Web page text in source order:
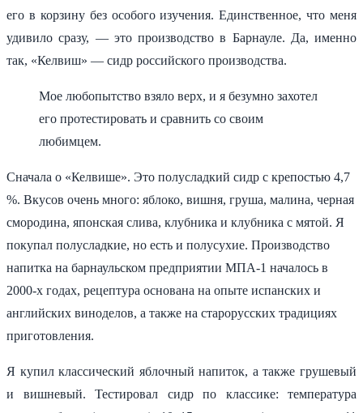
его в корзину без особого изучения. Единственное, что меня
удивило сразу, — это производство в Барнауле. Да, именно
так, «Келвиш» — сидр российского производства.
Мое любопытство взяло верх, и я безумно захотел
его протестировать и сравнить со своим
любимцем.
Сначала о «Келвише». Это полусладкий сидр с крепостью 4,7
%. Вкусов очень много: яблоко, вишня, груша, малина, черная
смородина, японская слива, клубника и клубника с мятой. Я
покупал полусладкие, но есть и полусухие. Производство
напитка на барнаульском предприятии МПА-1 началось в
2000-х годах, рецептура основана на опыте испанских и
английских виноделов, а также на старорусских традициях
приготовления.
Я купил классический яблочный напиток, а также грушевый
и вишневый. Тестировал сидр по классике: температура